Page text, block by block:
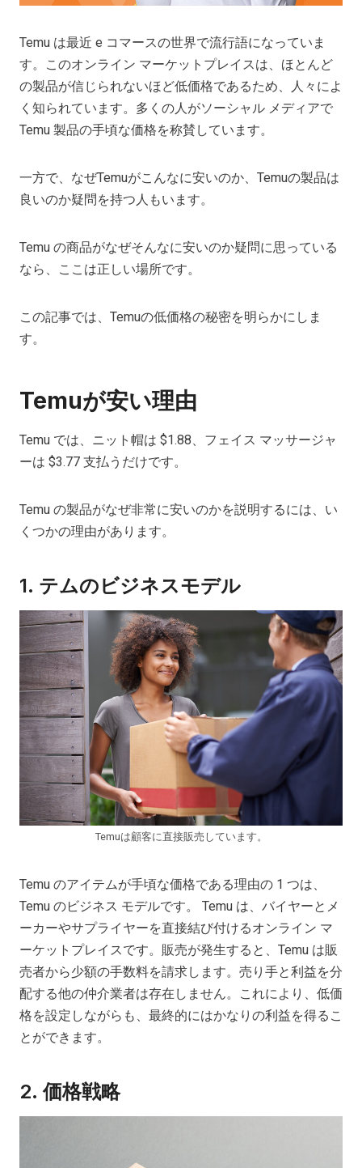
Temu は最近 e コマースの世界で流行語になっていま
す。このオンライン マーケットプレイスは、ほとんど
の製品が信じられないほど低価格であるため、人々によ
く知られています。多くの人がソーシャル メディアで
Temu 製品の手頃な価格を称賛しています。
一方で、なぜTemuがこんなに安いのか、Temuの製品は
良いのか疑問を持つ人もいます。
Temu の商品がなぜそんなに安いのか疑問に思っている
なら、ここは正しい場所です。
この記事では、Temuの低価格の秘密を明らかにしま
す。
Temuが安い理由
Temu では、ニット帽は $1.88、フェイス マッサージャ
ーは $3.77 支払うだけです。
Temu の製品がなぜ非常に安いのかを説明するには、い
くつかの理由があります。
1. テムのビジネスモデル
Temuは顧客に直接販売しています。
Temu のアイテムが手頃な価格である理由の 1 つは、
Temu のビジネス モデルです。 Temu は、バイヤーとメ
ーカーやサプライヤーを直接結び付けるオンライン マ
ーケットプレイスです。販売が発生すると、Temu は販
売者から少額の手数料を請求します。売り手と利益を分
配する他の仲介業者は存在しません。これにより、低価
格を設定しながらも、最終的にはかなりの利益を得るこ
とができます。
2.価格戦略